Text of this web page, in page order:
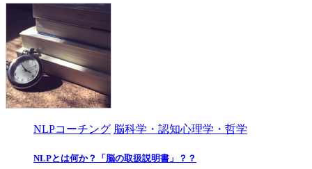
NLPコーチング 脳科学・認知心理学・哲学
NLPとは何か？「脳の取扱説明書」？？